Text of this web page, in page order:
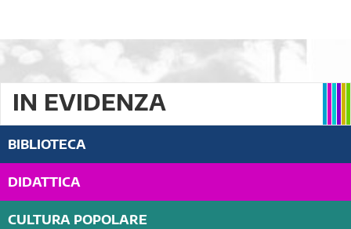
IN EVIDENZA
BIBLIOTECA
DIDATTICA
CULTURA POPOLARE